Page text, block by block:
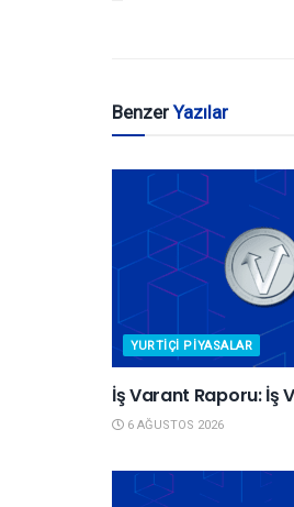
BenzerYazılar
YURTIÇI PIYASALAR
İş Varant Raporu:
6 AĞUSTOS 2026